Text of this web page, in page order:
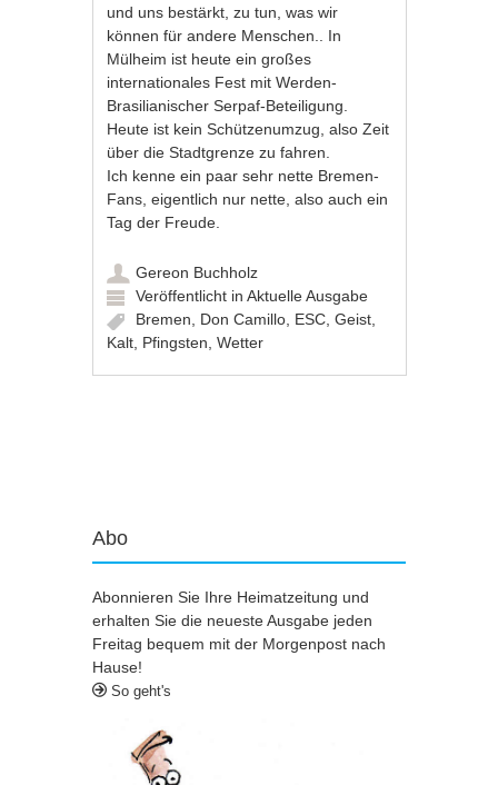
und uns bestärkt, zu tun, was wir
können für andere Menschen.. In
Mülheim ist heute ein großes
internationales Fest mit Werden-
Brasilianischer Serpaf-Beteiligung.
Heute ist kein Schützenumzug, also Zeit
über die Stadtgrenze zu fahren.
Ich kenne ein paar sehr nette Bremen-
Fans, eigentlich nur nette, also auch ein
Tag der Freude.
Gereon Buchholz
Veröffentlicht inAktuelle Ausgabe
Bremen, Don Camillo, ESC,Geist,
Kalt, Pfingsten,Wetter
Abo
Abonnieren Sie Ihre Heimatzeitung und
erhalten Sie die neueste Ausgabe jeden
Freitag bequem mit der Morgenpost nach
Hause!
So geht's